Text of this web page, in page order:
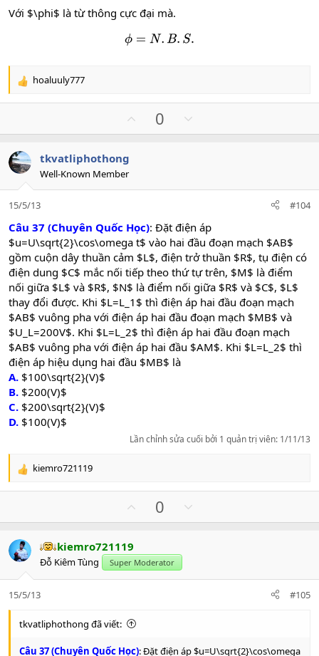
Với $\phi$ là từ thông cực đại mà.
ϕ =N.B.S.
R
t
i
o
n
s
:
hoaluuly777
p
e
0
o
o
e
tkvatliphothong
Well-Known Member
15/5/13 #104
Câu 37 (Chuyên Quốc Học): Đặt điện áp
$u=U\sqrt{2}\cos\omega t$ vào hai đầu đoạn mạch $AB$
gồm cuộn dây thuần cảm $L$, điện trở thuần $R$, tụ điện có
điện dung $C$ mắc nối tiếp theo thứ tự trên, $M$ là điểm
nối giữa $L$ và $R$, $N$ là điểm nối giữa $R$ và $C$, $L$
thay đổi được. Khi $L=L_1$ thì điện áp hai đầu đoạn mạch
$AB$ vuông pha với điện áp hai đầu đoạn mạch $MB$ và
$U_L=200V$. Khi $L=L_2$ thì điện áp hai đầu đoạn mạch
$AB$ vuông pha với điện áp hai đầu $AM$. Khi $L=L_2$ thì
điện áp hiệu dụng hai đầu $MB$ là
A. $100\sqrt{2}(V)$
B. $200(V)$
C. $200\sqrt{2}(V)$
D. $100(V)$
Lần chỉnh sửa cuối bởi 1 quản trị viên: 1/11/13
R
t
i
o
n
kiemro721119
p
o
t
e
0
o
o
kiemro721119
Đỗ Kiêm Tùng Super Moderator
15/5/13 #105
tkvatliphothong đã viết:
Câu 37 (Chuyên Quốc Học): Đặt điện áp $u=U\sqrt{2}\cos\omega